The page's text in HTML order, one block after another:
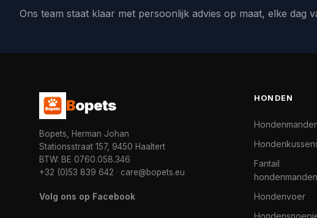
Ons team staat klaar met persoonlijk advies op maat, elke dag
Bopets
Bopets, Herman Johan
Stationsstraat 157, 9450 Haaltert
BTW: BE 0760.058.346
+32 (0)53 839 642 · care@bopets.eu
Volg ons op Facebook
HONDEN
Fantail
hondenmanden
Hondenvoer